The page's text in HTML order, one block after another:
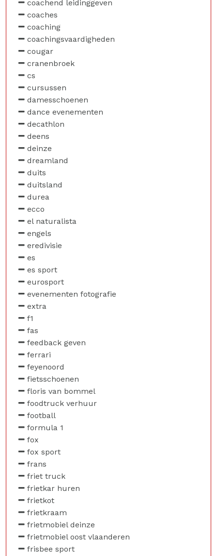
coachend leidinggeven
coaches
coaching
coachingsvaardigheden
cougar
cranenbroek
cs
cursussen
damesschoenen
dance evenementen
decathlon
deens
deinze
dreamland
duits
duitsland
durea
ecco
el naturalista
engels
eredivisie
es
es sport
eurosport
evenementen fotografie
extra
f1
fas
feedback geven
ferrari
feyenoord
fietsschoenen
floris van bommel
foodtruck verhuur
football
formula 1
fox
fox sport
frans
friet truck
frietkar huren
frietkot
frietkraam
frietmobiel deinze
frietmobiel oost vlaanderen
frisbee sport